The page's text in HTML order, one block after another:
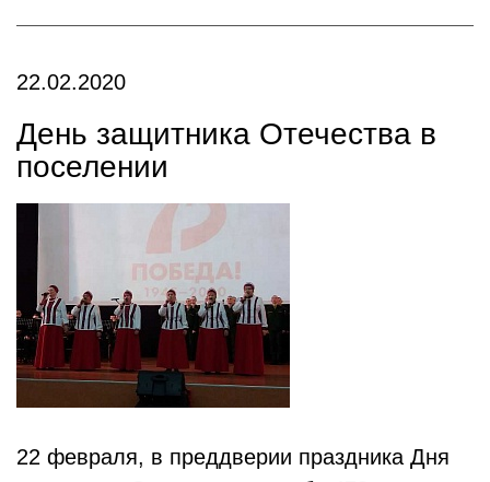
22.02.2020
День защитника Отечества в
поселении
22 февраля, в преддверии праздника Дня